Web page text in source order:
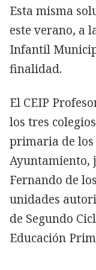
Esta misma
este verano, a
Infantil
finalidad.
El CEIP
los tres
primaria de
Ayuntamiento,
Fernando de
unidades
de Segundo
Educación